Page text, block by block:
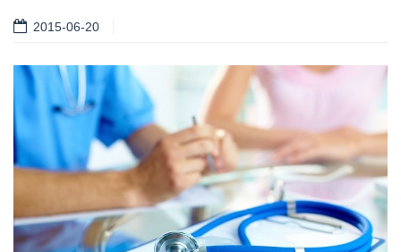
2015-06-20